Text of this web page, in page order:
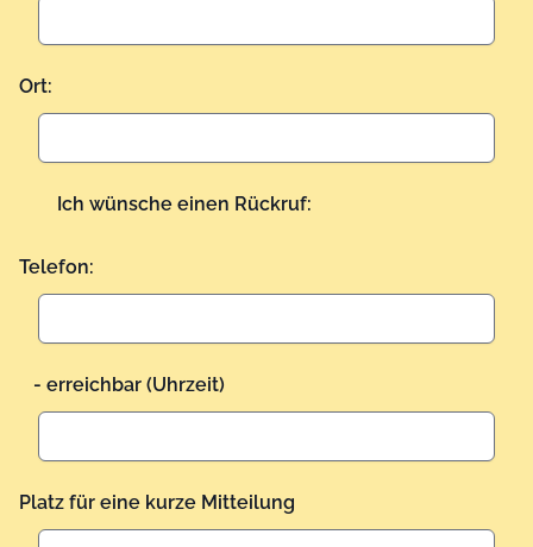
Ort:
Ich wünsche einen Rückruf:
Telefon:
- erreichbar (Uhrzeit)
Platz für eine kurze Mitteilung